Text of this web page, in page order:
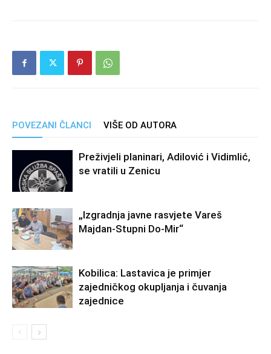
POVEZANI ČLANCI VIŠE OD AUTORA
Preživjeli planinari, Adilović i Vidimlić,
se vratili u Zenicu
„Izgradnja javne rasvjete Vareš
Majdan-Stupni Do-Mir“
Kobilica: Lastavica je primjer
zajedničkog okupljanja i čuvanja
zajednice